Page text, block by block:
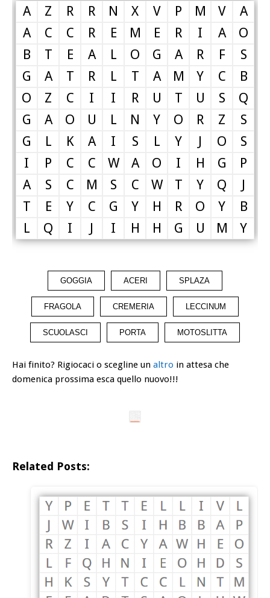
A Z R R N X V P M V
A
A
C C R E M E R I A
O
B
T E A L O G A R F
S
G
A T R L T A M Y C
B
O
Z C I I R U T U S
Q
G
A O U L N Y O R Z
S
G
L K A I S L Y J O
S
I
P C C W A O I H G
P
A
S C M S C W T Y Q
J
T
E Y C G Y H R O Y
B
L
Q I J I H H G U M Y
GOGGIA ACERI SPLAZA
FRAGOLA CREMERIA LECCINUM
SCUOLASCI PORTA MOTOSLITTA
Hai finito? Rigiocaci o scegline un altro in attesa che
domenica prossima esca quello nuovo!!!
Related Posts: